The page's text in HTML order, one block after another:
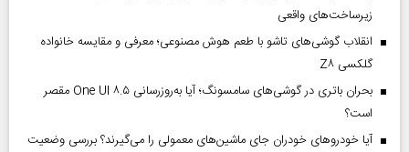
زیرساخت‌های واقعی
انقلاب گوشی‌های تاشو‌ با طعم هوش مصنوعی؛ معرفی و مقایسه خانواده
گلکسی Z۸
بحران باتری در گوشی‌های سامسونگ؛ آیا به‌روزرسانی One UI ۸.۵ مقصر
است؟
آیا خودروهای خودران جای ماشین‌های معمولی را می‌گیرند؟ بررسی وضعیت